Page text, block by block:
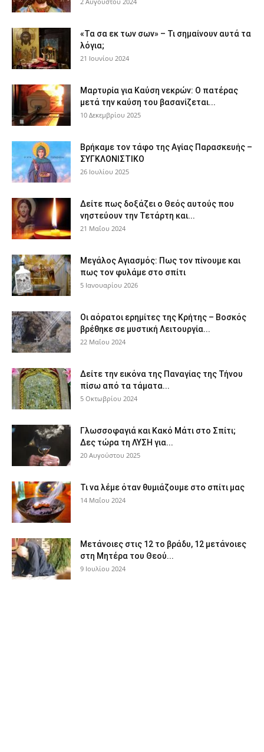
«Τα σα εκ των σων» – Τι σημαίνουν αυτά τα
λόγια;
21 Ιουνίου 2024
Μαρτυρία για Καύση νεκρών: Ο πατέρας
μετά την καύση του βασανίζεται...
10 Δεκεμβρίου 2025
Βρήκαμε τον τάφο της Αγίας Παρασκευής –
ΣΥΓΚΛΟΝΙΣΤΙΚΟ
26 Ιουλίου 2025
Δείτε πως δοξάζει ο Θεός αυτούς που
νηστεύουν την Τετάρτη και...
21 Μαΐου 2024
Μεγάλος Αγιασμός: Πως τον πίνουμε και
πως τον φυλάμε στο σπίτι
5 Ιανουαρίου 2026
Οι αόρατοι ερημίτες της Κρήτης – Βοσκός
βρέθηκε σε μυστική Λειτουργία...
22 Μαΐου 2024
Δείτε την εικόνα της Παναγίας της Τήνου
πίσω από τα τάματα...
5 Οκτωβρίου 2024
Γλωσσοφαγιά και Κακό Μάτι στο Σπίτι;
Δες τώρα τη ΛΥΣΗ για...
20 Αυγούστου 2025
Τι να λέμε όταν θυμιάζουμε στο σπίτι μας
14 Μαΐου 2024
Μετάνοιες στις 12 το βράδυ, 12 μετάνοιες
στη Μητέρα του Θεού...
9 Ιουλίου 2024